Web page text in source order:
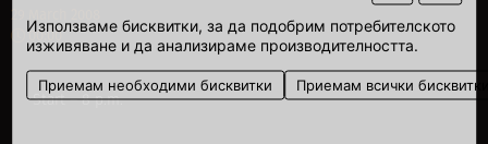
Използваме бисквитки, за да подобрим потребителското
изживяване и да анализираме производителността.
Приемам необходими бисквитки Приемам всички
00:00
Start – 8 p.m.